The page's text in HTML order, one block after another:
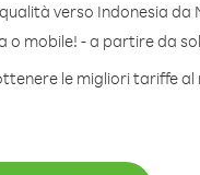
verso Indonesia da
o mobile! - a partire da
le migliori tariffe al